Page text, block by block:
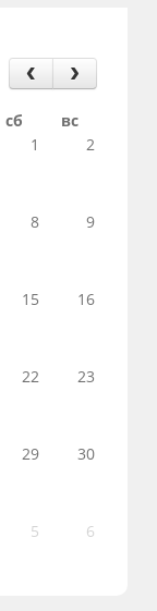
сб
вс
1 2
8 9
15 16
22 23
29 30
5 6